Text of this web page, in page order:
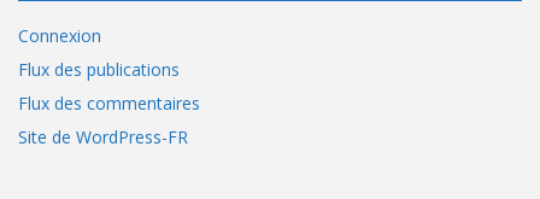
Connexion
Flux des publications
Flux des commentaires
Site de WordPress-FR